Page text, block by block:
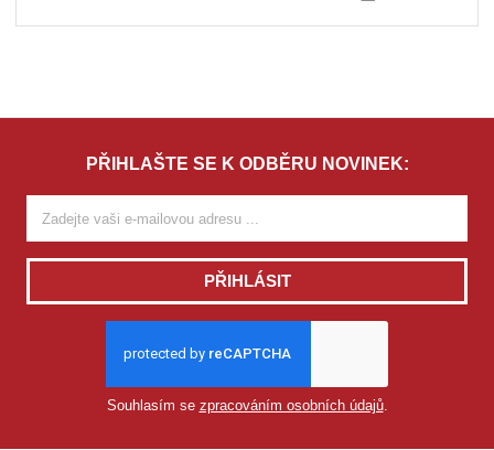
PŘIHLAŠTE SE K ODBĚRU NOVINEK:
PŘIHLÁSIT
Souhlasím se zpracováním osobních údajů.